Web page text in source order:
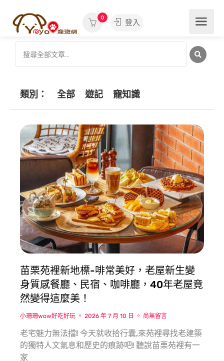
0
登入
類別： 全部 遊記 寵知識
苗栗苑裡新地標-啡常美好，老屋新生變
身質感餐廳、民宿、咖啡廳，40年老屋竟
然變得這麼美！
小珊珊wow好吃好玩 2026 年 7 月 10 日 尚無留言
老宅魅力無法擋! 今天就收拾行囊,來苑裡尋找老建築
的獨特人文氣息和歷史的痕跡吧! 聽說苗栗苑裡有一
家